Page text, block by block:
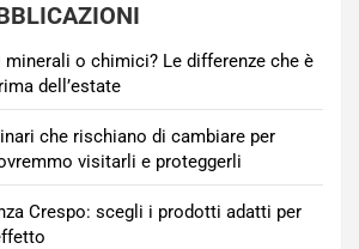
o chimici? Le differenze che è
dell’estate
che rischiano di cambiare per
visitarli e proteggerli
Crespo: scegli i prodotti adatti per